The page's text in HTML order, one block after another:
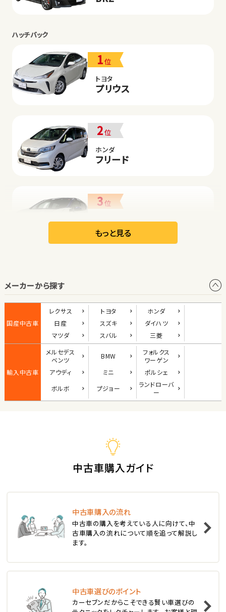
ハッチバック
1位
トヨタ
プリウス
2位
ホンダ
フリード
3位
日産
リーフ
1位
ダイハツ
コペン
2
ロードスター
ホンダ
S660
1位
2位
もっと見る
メーカーから探す
国産中古車
レクサス トヨタ
ホンダ
日産
スズキ
ダイハツ
マツダ
スバル 三菱
輸入中古車
メルセデス
ベンツ
BMW
フォルクス
ワーゲン
アウディ
ミニ
ポルシェ
ボルボ
プジョー ランドローバ
ー
中古車購入ガイド
中古車購入の流れ
中古車の購入を考えている人に向けて、中
古車購入の流れについて順を追って解説し
ます。
中古車選びのポイント
カーセブンだからこそできる賢い車選びの